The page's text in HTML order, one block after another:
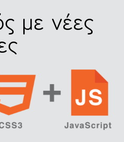
με νέες